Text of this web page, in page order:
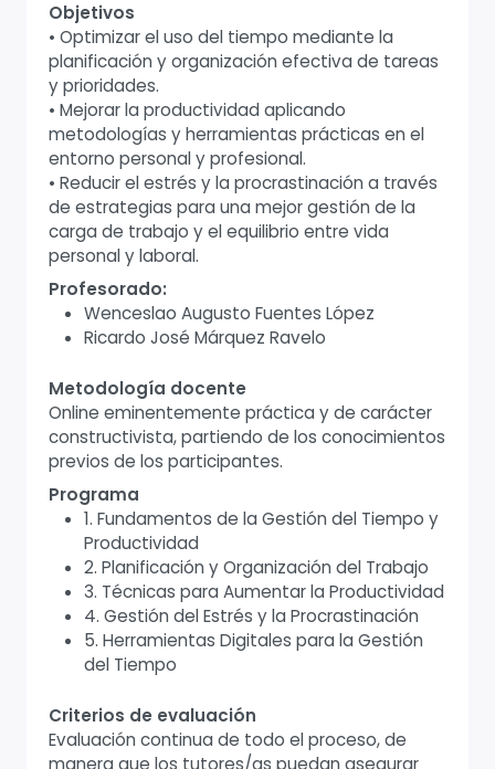
Objetivos
• Optimizar el uso del tiempo mediante la
planificación y organización efectiva de tareas
y prioridades.
• Mejorar la productividad aplicando
metodologías y herramientas prácticas en el
entorno personal y profesional.
• Reducir el estrés y la procrastinación a través
de estrategias para una mejor gestión de la
carga de trabajo y el equilibrio entre vida
personal y laboral.
Profesorado:
Wenceslao Augusto Fuentes López
Ricardo José Márquez Ravelo
Metodología docente
Online eminentemente práctica y de carácter
constructivista, partiendo de los conocimientos
previos de los participantes.
Programa
1. Fundamentos de la Gestión del Tiempo y
Productividad
2. Planificación y Organización del Trabajo
3. Técnicas para Aumentar la Productividad
4. Gestión del Estrés y la Procrastinación
5. Herramientas Digitales para la Gestión
del Tiempo
Criterios de evaluación
Evaluación continua de todo el proceso, de
manera que los tutores/as puedan asegurar